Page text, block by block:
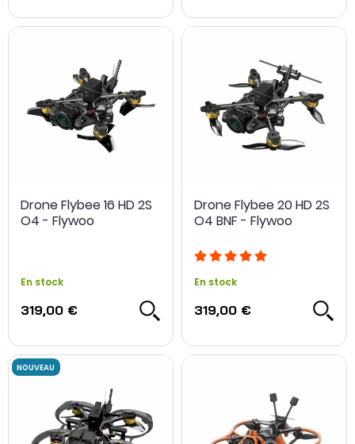
NOUVEAU
Drone Flybee 16 HD 2S
O4 - Flywoo
En stock
319,00 €
Drone Flybee 20 HD 2S
O4 BNF - Flywoo
En stock
319,00 €